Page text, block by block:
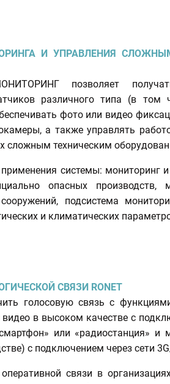
И УПРАВЛЕНИЯ
позволяет
различного типа (в том
фото или видео
а также управлять
сложным техническим
системы: мониторинг
опасных
сооружений, подсистема
и климатических
СВЯЗИ RONET
голосовую связь с
в высоком качестве с
или «радиостанция» и
с подключением через сети
связи в